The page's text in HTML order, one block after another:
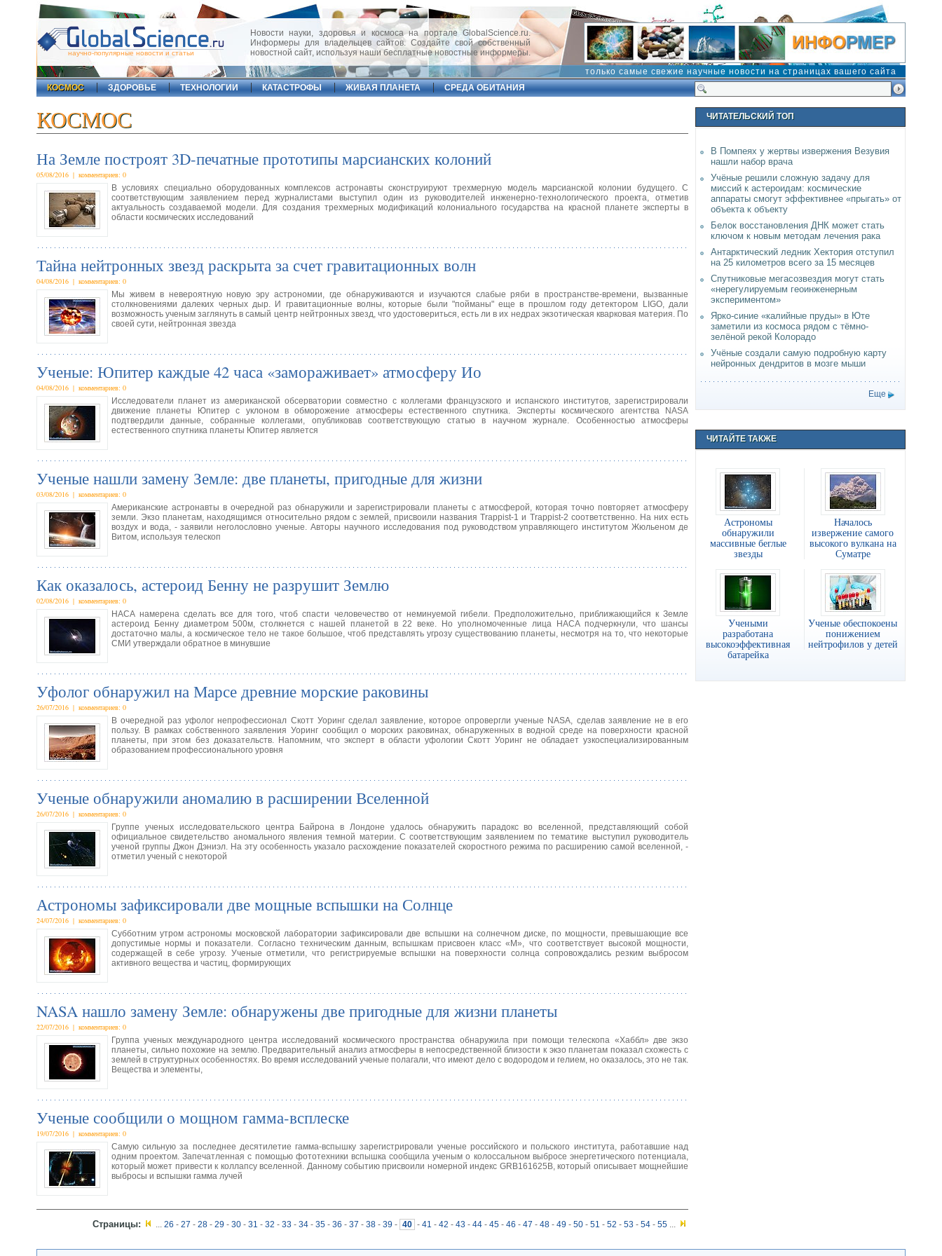
научно-популярные новости и статьи
Новости науки, здоровья и космоса на портале GlobalScience.ru.
Информеры для владельцев сайтов. Создайте свой собственный
новостной сайт, используя наши бесплатные новостные информеры.
только самые свежие научные новости на страницах вашего сайта
КОСМОС
ЗДОРОВЬЕ ТЕХНОЛОГИИ КАТАСТРОФЫ ЖИВАЯ ПЛАНЕТА СРЕДА ОБИТАНИЯ
КОСМОС
На Земле построят 3D-печатные прототипы марсианских колоний
05/08/2016 | комментариев: 0
В условиях специально оборудованных комплексов астронавты сконструируют трехмерную модель марсианской колонии будущего. С
соответствующим заявлением перед журналистами выступил один из руководителей инженерно-технологического проекта, отметив
актуальность создаваемой модели. Для создания трехмерных модификаций колониального государства на красной планете эксперты в
области космических исследований
Тайна нейтронных звезд раскрыта за счет гравитационных волн
04/08/2016 | комментариев: 0
Мы живем в невероятную новую эру астрономии, где обнаруживаются и изучаются слабые ряби в пространстве-времени, вызванные
столкновениями далеких черных дыр. И гравитационные волны, которые были "пойманы" еще в прошлом году детектором LIGO, дали
возможность ученым заглянуть в самый центр нейтронных звезд, что удостовериться, есть ли в их недрах экзотическая кварковая материя. По
своей сути, нейтронная звезда
Ученые: Юпитер каждые 42 часа «замораживает» атмосферу Ио
04/08/2016 | комментариев: 0
Исследователи планет из американской обсерватории совместно с коллегами французского и испанского институтов, зарегистрировали
движение планеты Юпитер с уклоном в обморожение атмосферы естественного спутника. Эксперты космического агентства NASA
подтвердили данные, собранные коллегами, опубликовав соответствующую статью в научном журнале. Особенностью атмосферы
естественного спутника планеты Юпитер является
Ученые нашли замену Земле: две планеты, пригодные для жизни
03/08/2016 | комментариев: 0
Американские астронавты в очередной раз обнаружили и зарегистрировали планеты с атмосферой, которая точно повторяет атмосферу
земли. Экзо планетам, находящимся относительно рядом с землей, присвоили названия Trappist-1 и Trappist-2 соответственно. На них есть
воздух и вода, - заявили неголословно ученые. Авторы научного исследования под руководством управляющего институтом Жюльеном де
Витом, используя телескоп
Как оказалось, астероид Бенну не разрушит Землю
02/08/2016 | комментариев: 0
НАСА намерена сделать все для того, чтоб спасти человечество от неминуемой гибели. Предположительно, приближающийся к Земле
астероид Бенну диаметром 500м, столкнется с нашей планетой в 22 веке. Но уполномоченные лица НАСА подчеркнули, что шансы
достаточно малы, а космическое тело не такое большое, чтоб представлять угрозу существованию планеты, несмотря на то, что некоторые
СМИ утверждали обратное в минувшие
Уфолог обнаружил на Марсе древние морские раковины
26/07/2016 | комментариев: 0
В очередной раз уфолог непрофессионал Скотт Уоринг сделал заявление, которое опровергли ученые NASA, сделав заявление не в его
пользу. В рамках собственного заявления Уоринг сообщил о морских раковинах, обнаруженных в водной среде на поверхности красной
планеты, при этом без доказательств. Напомним, что эксперт в области уфологии Скотт Уоринг не обладает узкоспециализированным
образованием профессионального уровня
Ученые обнаружили аномалию в расширении Вселенной
26/07/2016 | комментариев: 0
Группе ученых исследовательского центра Байрона в Лондоне удалось обнаружить парадокс во вселенной, представляющий собой
официальное свидетельство аномального явления темной материи. С соответствующим заявлением по тематике выступил руководитель
ученой группы Джон Дэниэл. На эту особенность указало расхождение показателей скоростного режима по расширению самой вселенной, -
отметил ученый с некоторой
Астрономы зафиксировали две мощные вспышки на Солнце
24/07/2016 | комментариев: 0
Субботним утром астрономы московской лаборатории зафиксировали две вспышки на солнечном диске, по мощности, превышающие все
допустимые нормы и показатели. Согласно техническим данным, вспышкам присвоен класс «М», что соответствует высокой мощности,
содержащей в себе угрозу. Ученые отметили, что регистрируемые вспышки на поверхности солнца сопровождались резким выбросом
активного вещества и частиц, формирующих
NASA нашло замену Земле: обнаружены две пригодные для жизни планеты
22/07/2016 | комментариев: 0
Группа ученых международного центра исследований космического пространства обнаружила при помощи телескопа «Хаббл» две экзо
планеты, сильно похожие на землю. Предварительный анализ атмосферы в непосредственной близости к экзо планетам показал схожесть с
землей в структурных особенностях. Во время исследований ученые полагали, что имеют дело с водородом и гелием, но оказалось, это не так.
Вещества и элементы,
Ученые сообщили о мощном гамма-всплеске
19/07/2016 | комментариев: 0
Самую сильную за последнее десятилетие гамма-вспышку зарегистрировали ученые российского и польского института, работавшие над
одним проектом. Запечатленная с помощью фототехники вспышка сообщила ученым о колоссальном выбросе энергетического потенциала,
который может привести к коллапсу вселенной. Данному событию присвоили номерной индекс GRB161625B, который описывает мощнейшие
выбросы и вспышки гамма лучей
Страницы: ... 26 - 27 - 28 - 29 - 30 - 31 - 32 - 33 - 34 - 35 - 36 - 37 - 38 - 39 - 40 - 41 - 42 - 43 - 44 - 45 - 46 - 47 - 48 - 49 - 50 - 51 - 52 - 53 - 54 - 55 ...
ЧИТАТЕЛЬСКИЙ ТОП
В Помпеях у жертвы извержения Везувия
нашли набор врача
Учёные решили сложную задачу для
миссий к астероидам: космические
аппараты смогут эффективнее «прыгать» от
объекта к объекту
Белок восстановления ДНК может стать
ключом к новым методам лечения рака
Антарктический ледник Хектория отступил
на 25 километров всего за 15 месяцев
Спутниковые мегасозвездия могут стать
«нерегулируемым геоинженерным
экспериментом»
Ярко-синие «калийные пруды» в Юте
заметили из космоса рядом с тёмно-
зелёной рекой Колорадо
Учёные создали самую подробную карту
нейронных дендритов в мозге мыши
Еще
ЧИТАЙТЕ ТАКЖЕ
Астрономы
обнаружили
массивные беглые
звезды
Началось
извержение самого
высокого вулкана на
Суматре
Учеными
разработана
высокоэффективная
батарейка
Ученые обеспокоены
понижением
нейтрофилов у детей